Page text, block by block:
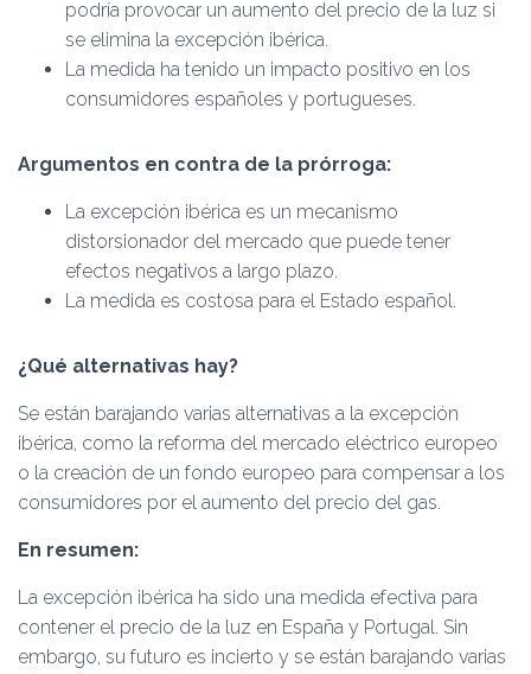
podría provocar un aumento del precio de la luz si
se elimina la excepción ibérica.
La medida ha tenido un impacto positivo en los
consumidores españoles y portugueses.
Argumentos en contra de la prórroga:
La excepción ibérica es un mecanismo
distorsionador del mercado que puede tener
efectos negativos a largo plazo.
La medida es costosa para el Estado español.
¿Qué alternativas hay?
Se están barajando varias alternativas a la excepción
ibérica, como la reforma del mercado eléctrico europeo
o la creación de un fondo europeo para compensar a los
consumidores por el aumento del precio del gas.
En resumen:
La excepción ibérica ha sido una medida efectiva para
contener el precio de la luz en España y Portugal. Sin
embargo, su futuro es incierto y se están barajando varias